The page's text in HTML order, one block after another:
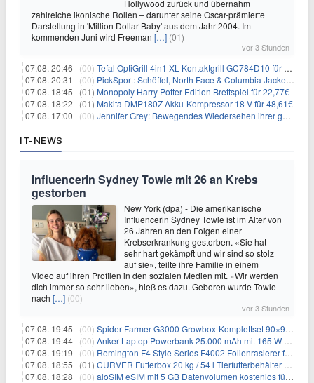
Hollywood zurück und übernahm
zahlreiche ikonische Rollen – darunter seine Oscar-prämierte
Darstellung in 'Million Dollar Baby' aus dem Jahr 2004. Im
kommenden Juni wird Freeman […] (01)
vor 3 Stunden
07.08. 20:46 | (00) Tefal OptiGrill 4in1 XL Kontaktgrill GC784D10 für 239,99€
07.08. 20:31 | (00) PickSport: Schöffel, North Face & Columbia Jacken ab 39,60€
07.08. 18:45 | (01) Monopoly Harry Potter Edition Brettspiel für 22,77€
07.08. 18:22 | (01) Makita DMP180Z Akku-Kompressor 18 V für 48,61€
07.08. 17:00 | (00) Jennifer Grey: Bewegendes Wiedersehen ihrer geschiedenen Eltern kurz vor dem Tod ihrer Mutter
IT-NEWS
Influencerin Sydney Towle mit 26 an Krebs
gestorben
New York (dpa) - Die amerikanische
Influencerin Sydney Towle ist im Alter von
26 Jahren an den Folgen einer
Krebserkrankung gestorben. «Sie hat
sehr hart gekämpft und wir sind so stolz
auf sie», teilte ihre Familie in einem
Video auf ihren Profilen in den sozialen Medien mit. «Wir werden
dich immer so sehr lieben», hieß es dazu. Geboren wurde Towle
nach […] (00)
vor 3 Stunden
07.08. 19:45 | (00) Spider Farmer G3000 Growbox-Komplettset 90×90×180 cm für 379,99€
07.08. 19:44 | (00) Anker Laptop Powerbank 25.000 mAh mit 165 W refurbished für 58,39€
07.08. 19:19 | (00) Remington F4 Style Series F4002 Folienrasierer für 18,99€
07.08. 18:55 | (01) CURVER Futterbox 20 kg / 54 l Tierfutterbehälter mit Rollen für 19,99€
07.08. 18:28 | (00) aloSIM eSIM mit 5 GB Datenvolumen kostenlos für Windscribe-Pro-Nutzer